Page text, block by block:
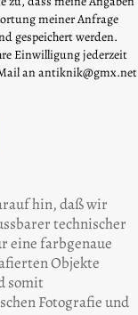
meiner Anfrage
gespeichert werden.
Einwilligung jederzeit
an antiknik@gmx.net
hin, daß wir
technischer
eine farbgenaue
Objekte
somit
Fotografie und